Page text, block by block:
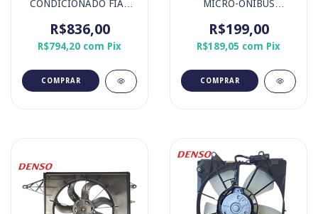
CONDICIONADO FIAT
1.8 16V FLEX
R$836,00
R$794,20 com Pix
MICRO-ÔNIBUS
R$199,00
R$189,05 com Pix